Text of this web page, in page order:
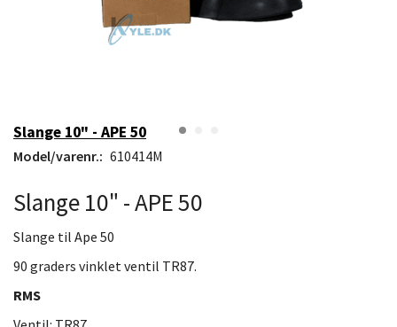
Slange 10" - APE 50
Model/varenr.: 610414M
Slange 10" - APE 50
Slange til Ape 50
90 graders vinklet ventil TR87.
RMS